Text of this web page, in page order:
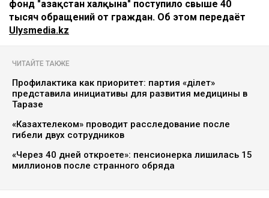
фонд "Қазақстан халқына" поступило свыше 40
тысяч обращений от граждан. Об этом передаёт
Ulysmedia.kz
ЧИТАЙТЕ ТАКЖЕ
Профилактика как приоритет: партия «Әділет»
представила инициативы для развития медицины в
Таразе
«Казахтелеком» проводит расследование после
гибели двух сотрудников
«Через 40 дней откроете»: пенсионерка лишилась 15
миллионов после странного обряда